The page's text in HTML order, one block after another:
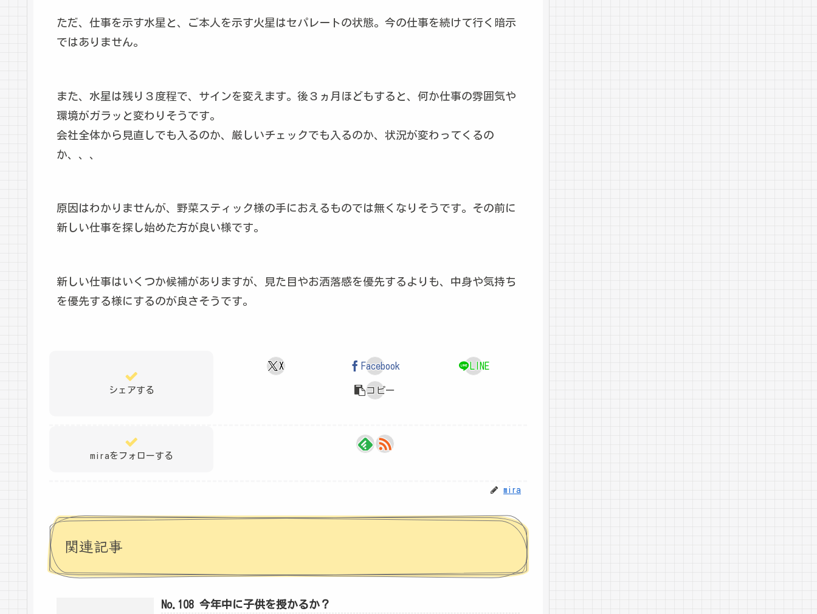
ただ、仕事を示す水星と、ご本人を示す火星はセパレートの状態。今の仕事を続けて行く暗示
ではありません。
また、水星は残り３度程で、サインを変えます。後３ヵ月ほどもすると、何か仕事の雰囲気や
環境がガラッと変わりそうです。
会社全体から見直しでも入るのか、厳しいチェックでも入るのか、状況が変わってくるの
か、、、
原因はわかりませんが、野菜スティック様の手におえるものでは無くなりそうです。その前に
新しい仕事を探し始めた方が良い様です。
新しい仕事はいくつか候補がありますが、見た目やお洒落感を優先するよりも、中身や気持ち
を優先する様にするのが良さそうです。
シェアする
X Facebook LINE
コピー
miraをフォローする
mira
関連記事
No.108 今年中に子供を授かるか？